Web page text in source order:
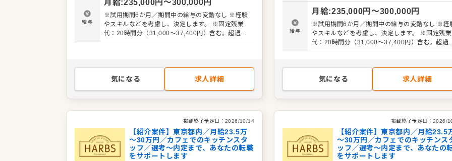
フやアルバイトスタッフの教育 ・洗浄や清掃など
衛生管理 ・料理長の補助 ・新メニュー提案 など 入
社後はスキルに合わせた業務からお任せしますの
で、徐々に仕事の幅を広げていきましょう。成長を
給与
月給:235,000円〜300,000円
※試用期間6か月／期間中の給与の変動なし ※経験
やスキルなどを考慮し、決定します。 ※固定残業
代：20時間分（31,000～37,400円）含む。超過分
別途支給
気になる 求人詳細
フやアルバイトスタッフの教育 ・洗浄や清掃など
衛生管理 ・料理長の補助 ・新メニュー提案 など 入
社後はスキルに合わせた業務からお任せしますの
で、徐々に仕事の幅を広げていきましょう。成長
しっかりサポートしますので、経験に関わらず安
給与
月給:235,000円〜300,000円
※試用期間6か月／期間中の給与の変動なし ※経
やスキルなどを考慮し、決定します。 ※固定残業
代：20時間分（31,000～37,400円）含む。超過
別途支給
気になる 求人詳細
掲載終了予定日： 2026/10/14
【紹介案件】東京都内／月給23.5万
～30万円／カフェでのキッチンスタ
ッフ／選考～内定まで、あなたの転職
をサポートします
掲載終了予定日： 2026/
【紹介案件】東京都内／月給23.5
～30万円／カフェでのキッチンス
ッフ／選考～内定まで、あなたの
をサポートします